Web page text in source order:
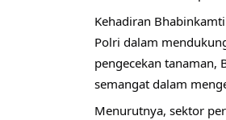
Kehadiran
Polri dalam
pengecekan tanaman,
semangat dalam
Menurutnya, sektor